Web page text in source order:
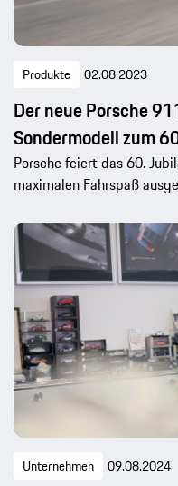
Produkte 02.08.2023
Der neue Porsche
Sondermodell zum
Porsche feiert das 60.
maximalen Fahrspaß
Unternehmen 09.08.2024